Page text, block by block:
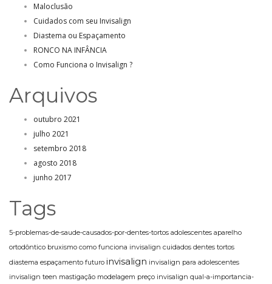
Maloclusão
Cuidados com seu Invisalign
Diastema ou Espaçamento
RONCO NA INFÂNCIA
Como Funciona o Invisalign ?
Arquivos
outubro 2021
julho 2021
setembro 2018
agosto 2018
junho 2017
Tags
5-problemas-de-saude-causados-por-dentes-tortos adolescentes aparelho
ortodôntico bruxismo como funciona invisalign cuidados dentes tortos
diastema espaçamento futuro invisalign invisalign para adolescentes
invisalign teen mastigação modelagem preço invisalign qual-a-importancia-